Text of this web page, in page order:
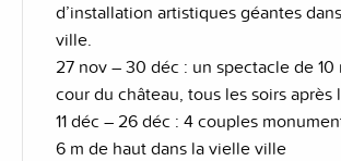
d’installation artistiques géantes
ville.
27 nov – 30 déc : un spectacle de 10
cour du château, tous les soirs après
11 déc – 26 déc : 4 couples
6 m de haut dans la vielle ville